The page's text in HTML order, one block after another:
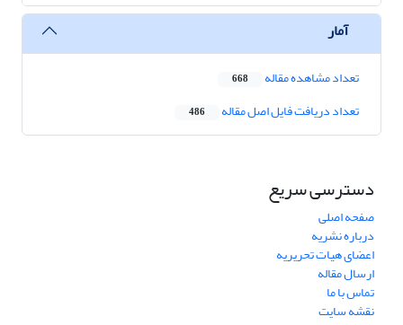
آمار
تعداد مشاهده مقاله 668
تعداد دریافت فایل اصل مقاله 486
دسترسی سریع
صفحه اصلی
درباره نشریه
اعضای هیات تحریریه
ارسال مقاله
تماس با ما
نقشه سایت